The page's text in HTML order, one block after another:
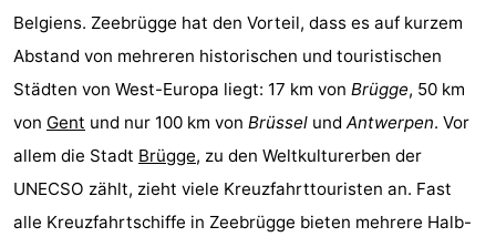
Spielplätze
Bowling
-
Minigolfplätze
Wellness-
Zentren
Dörfer
&
Städte
Natur
Sport
Belgiens. Zeebrügge hat den Vorteil, dass es auf kurzem
Abstand von mehreren historischen und touristischen
Städten von West-Europa liegt: 17 km von Brügge, 50 km
von Gent und nur 100 km von Brüssel und Antwerpen. Vor
allem die Stadt Brügge, zu den Weltkulturerben der
UNECSO zählt, zieht viele Kreuzfahrttouristen an. Fast
alle Kreuzfahrtschiffe in Zeebrügge bieten mehrere Halb-